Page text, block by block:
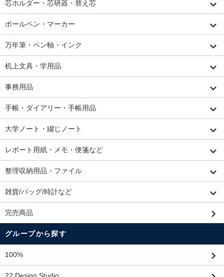
芯ホルダー・芯研器・替え芯
ボールペン・マーカー
万年筆・ペン軸・インク
机上文具・学用品
事務用品
手帳・ダイアリー・手帳用品
大学ノート・綴じノート
レポート用紙・メモ・便箋など
整理収納用品・ファイル
雑貨/バッグ/時計など
完売商品
グループから探す
100%
22 Design Studio